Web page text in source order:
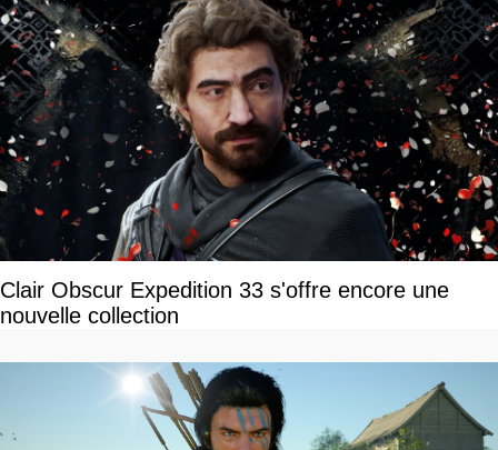
Clair Obscur Expedition 33 s'offre encore une
nouvelle collection